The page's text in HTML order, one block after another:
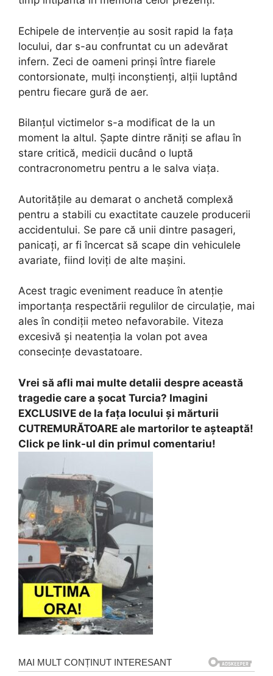
Echipele de intervenție au sosit rapid la fața
locului, dar s-au confruntat cu un adevărat
infern. Zeci de oameni prinși între fiarele
contorsionate, mulți inconștienți, alții luptând
pentru fiecare gură de aer.
Bilanțul victimelor s-a modificat de la un
moment la altul. Șapte dintre răniți se aflau în
stare critică, medicii ducând o luptă
contracronometru pentru a le salva viața.
Autoritățile au demarat o anchetă complexă
pentru a stabili cu exactitate cauzele producerii
accidentului. Se pare că unii dintre pasageri,
panicați, ar fi încercat să scape din vehiculele
avariate, fiind loviți de alte mașini.
Acest tragic eveniment readuce în atenție
importanța respectării regulilor de circulație, mai
ales în condiții meteo nefavorabile. Viteza
excesivă și neatenția la volan pot avea
consecințe devastatoare.
Vrei să afli mai multe detalii despre această
tragedie care a șocat Turcia? Imagini
EXCLUSIVE de la fața locului și mărturii
CUTREMURĂTOARE ale martorilor te așteaptă!
Click pe link-ul din primul comentariu!